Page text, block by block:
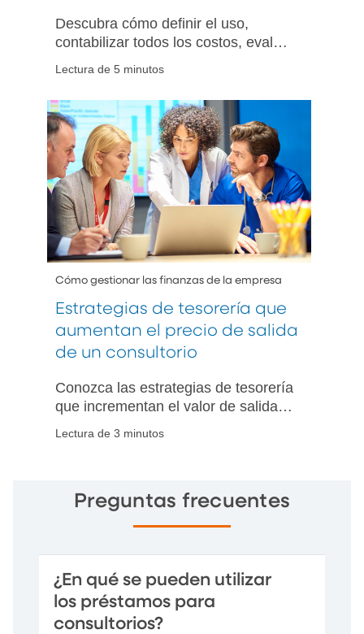
Descubra cómo definir el uso,
contabilizar todos los costos, evaluar
equipos médicos.
Lectura de 5 minutos
Cómo gestionar las finanzas de la empresa
Estrategias de tesorería que
aumentan el precio de salida
de un consultorio
Conozca las estrategias de tesorería
que incrementan el valor de salida
Lectura de 3 minutos
Preguntas frecuentes
¿En qué se pueden utilizar
los préstamos para
consultorios?